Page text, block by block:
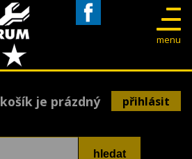
menu
košík je prázdný přihlásit